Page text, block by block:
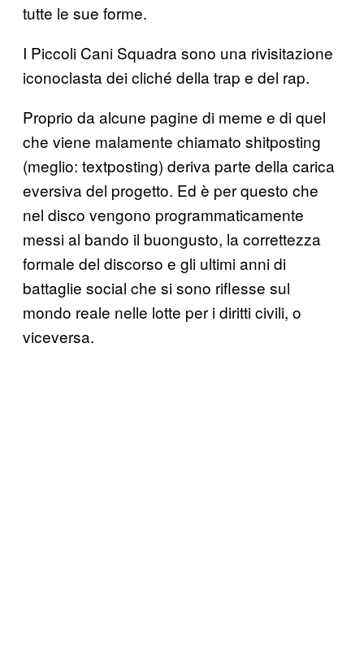
tutte le sue forme.
I Piccoli Cani Squadra sono una rivisitazione
iconoclasta dei cliché della trap e del rap.
Proprio da alcune pagine di meme e di quel
che viene malamente chiamato shitposting
(meglio: textposting) deriva parte della carica
eversiva del progetto. Ed è per questo che
nel disco vengono programmaticamente
messi al bando il buongusto, la correttezza
formale del discorso e gli ultimi anni di
battaglie social che si sono riflesse sul
mondo reale nelle lotte per i diritti civili, o
viceversa.